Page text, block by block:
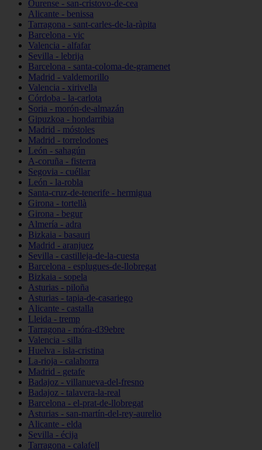
Ourense - san-cristovo-de-cea
Alicante - benissa
Tarragona - sant-carles-de-la-ràpita
Barcelona - vic
Valencia - alfafar
Sevilla - lebrija
Barcelona - santa-coloma-de-gramenet
Madrid - valdemorillo
Valencia - xirivella
Córdoba - la-carlota
Soria - morón-de-almazán
Gipuzkoa - hondarribia
Madrid - móstoles
Madrid - torrelodones
León - sahagún
A-coruña - fisterra
Segovia - cuéllar
León - la-robla
Santa-cruz-de-tenerife - hermigua
Girona - tortellà
Girona - begur
Almería - adra
Bizkaia - basauri
Madrid - aranjuez
Sevilla - castilleja-de-la-cuesta
Barcelona - esplugues-de-llobregat
Bizkaia - sopela
Asturias - piloña
Asturias - tapia-de-casariego
Alicante - castalla
Lleida - tremp
Tarragona - móra-d39ebre
Valencia - silla
Huelva - isla-cristina
La-rioja - calahorra
Madrid - getafe
Badajoz - villanueva-del-fresno
Badajoz - talavera-la-real
Barcelona - el-prat-de-llobregat
Asturias - san-martín-del-rey-aurelio
Alicante - elda
Sevilla - écija
Tarragona - calafell